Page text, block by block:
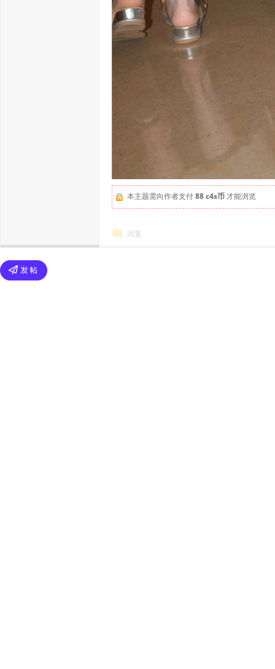
本主题需向作者支付88 c4s币才能浏览
回复